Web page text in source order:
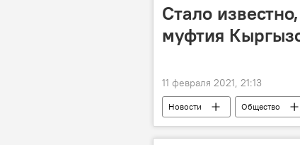
Стало
муфтия
11 февраля 2021, 21:13
Новости Общество
муфтий
выборы